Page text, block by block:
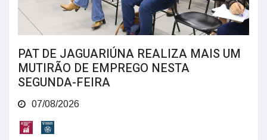
PAT DE JAGUARIÚNA REALIZA MAIS UM
MUTIRÃO DE EMPREGO NESTA
SEGUNDA-FEIRA
07/08/2026